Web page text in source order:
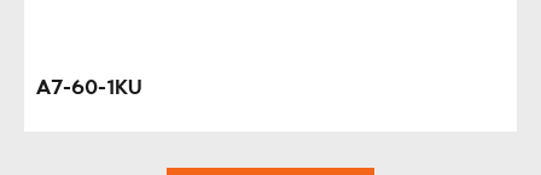
A7-60-1KU